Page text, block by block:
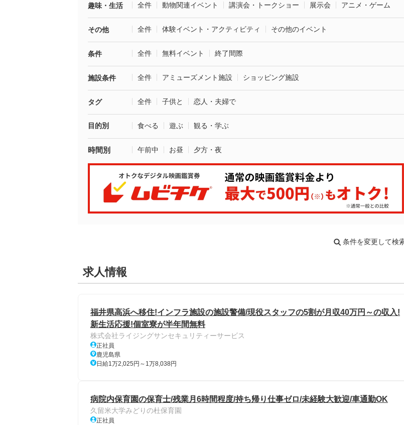
趣味・生活 全件 動物関連イベント 講演会・トークショー 展示会 アニメ・ゲーム
その他 全件 体験イベント・アクティビティ その他のイベント
条件 全件 無料イベント 終了間際
施設条件 全件 アミューズメント施設 ショッピング施設
タグ 全件 子供と 恋人・夫婦で
目的別 食べる 遊ぶ 観る・学ぶ
時間別 午前中 お昼 夕方・夜
条件を変更して検
求人情報
福井県高浜へ移住!インフラ施設の施設警備/現役スタッフの5割が月収40万円～の収入!
新生活応援!個室寮が半年間無料
株式会社ライジングサンセキュリティーサービス
正社員
鹿児島県
日給1万2,025円～1万8,038円
病院内保育園の保育士/残業月6時間程度/持ち帰り仕事ゼロ/未経験大歓迎/車通勤OK
久留米大学みどりの杜保育園
正社員